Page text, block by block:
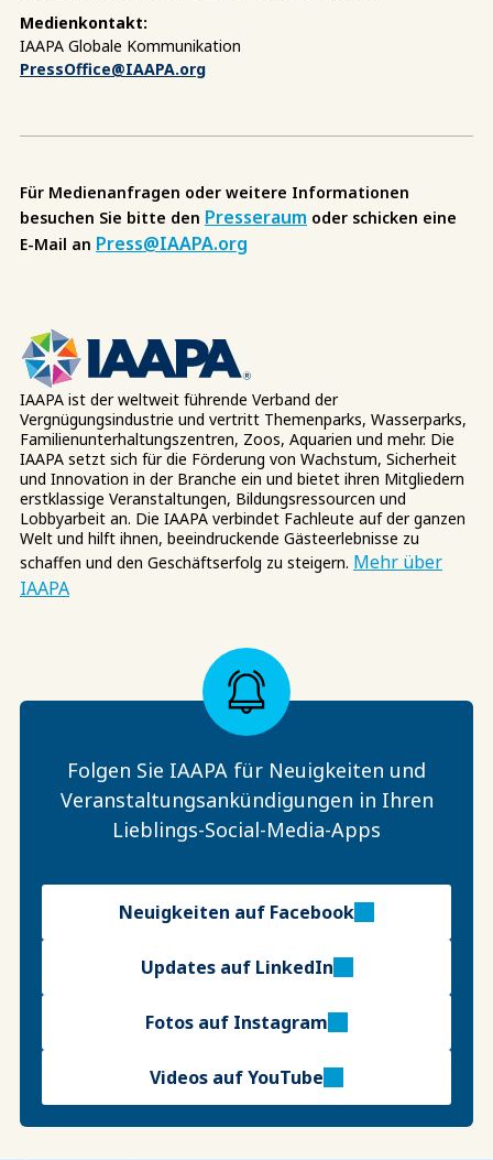
Medienkontakt:
IAAPA Globale Kommunikation
PressOffice@IAAPA.org
Für Medienanfragen oder weitere Informationen
besuchen Sie bitte den Presseraum oder schicken eine
E-Mail an Press@IAAPA.org
IAAPA ist der weltweit führende Verband der
Vergnügungsindustrie und vertritt Themenparks, Wasserparks,
Familienunterhaltungszentren, Zoos, Aquarien und mehr. Die
IAAPA setzt sich für die Förderung von Wachstum, Sicherheit
und Innovation in der Branche ein und bietet ihren Mitgliedern
erstklassige Veranstaltungen, Bildungsressourcen und
Lobbyarbeit an. Die IAAPA verbindet Fachleute auf der ganzen
Welt und hilft ihnen, beeindruckende Gästeerlebnisse zu
schaffen und den Geschäftserfolg zu steigern. Mehr über
IAAPA
Folgen Sie IAAPA für Neuigkeiten und
Veranstaltungsankündigungen in Ihren
Lieblings-Social-Media-Apps
Neuigkeiten auf Facebook
Updates auf LinkedIn
Fotos auf Instagram
Videos auf YouTube